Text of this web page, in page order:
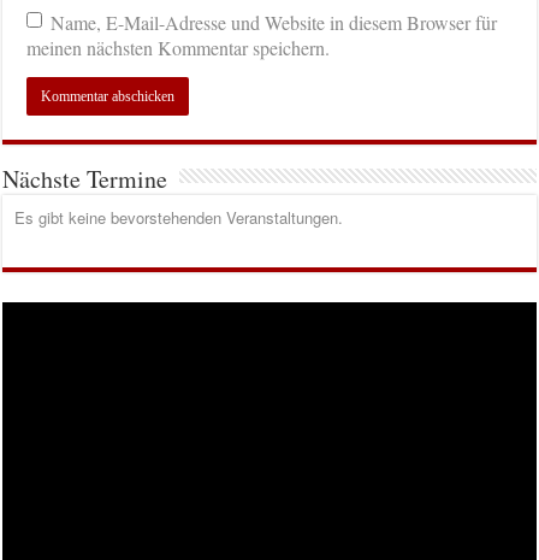
Name, E-Mail-Adresse und Website in diesem Browser für
meinen nächsten Kommentar speichern.
Nächste Termine
Es gibt keine bevorstehenden Veranstaltungen.